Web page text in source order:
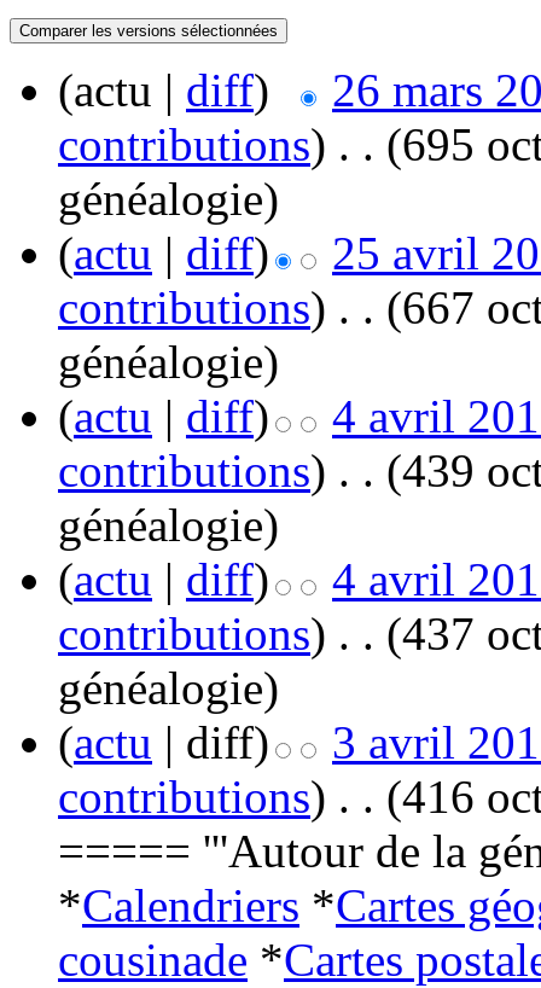
(actu | diff)
26 mars
contributions) . . (695
généalogie)
(actu | diff)
25 avril
contributions) . . (667
généalogie)
(actu | diff)
4 avril
contributions) . . (439
généalogie)
(actu | diff)
4 avril
contributions) . . (437
généalogie)
(actu | diff)
3 avril
contributions) . . (416
===== '''Autour de la
*Calendriers *Cartes
cousinade *Cartes